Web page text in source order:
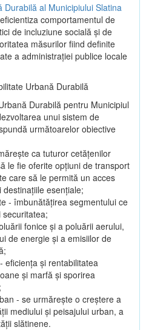
Durabilă al Municipiului Slatina
comportamentul de
de incluziune socială și de
măsurilor fiind definite
a administrației publice locale
Urbană Durabilă
Durabilă pentru Municipiul
unui sistem de
următoarelor obiective
ca tuturor cetățenilor
le fie oferite opțiuni de transport
care să le permită un acces
esențiale;
- îmbunătățirea segmentului ce
fonice și a poluării aerului,
de energie și a emisiilor de
eficiența și rentabilitatea
și marfă și sporirea
- se urmărește o creștere a
mediului și peisajului urban, a
slătinene.